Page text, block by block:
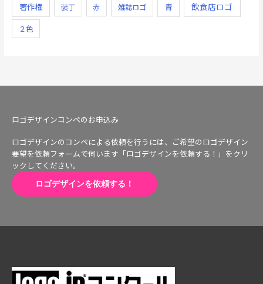
著作権 装丁 赤 雑誌ロゴ 青 飲食店ロゴ
２色
ロゴデザインコンペのお申込み
ロゴデザインのコンペによる依頼を行うには、ご希望のロゴデザイン
要望を依頼フォームで伺います「ロゴデザインを依頼する！」をクリ
ックしてください。
ロゴデザインを依頼する！